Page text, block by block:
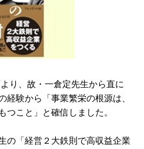
り、故・一倉定先生から直に
経験から「事業繁栄の根源は、
つこと」と確信しました。
の「経営２大鉄則で高収益企業